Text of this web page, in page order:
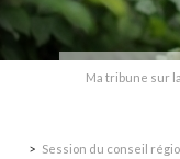
Ma tribune sur
Session du conseil